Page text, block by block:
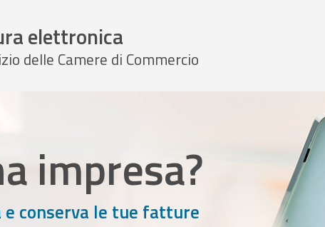
elettronica
delle Camere di Commercio
impresa?
e conserva le tue fatture